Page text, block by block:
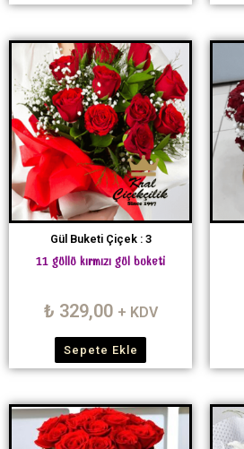
Gül Buketi Çiçek : 3
11 güllü kırmızı gül buketi
₺ 329,00 + KDV
Sepete Ekle